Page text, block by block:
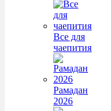
Все для
чаепития
Рамадан
2026